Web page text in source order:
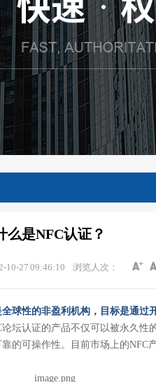
么是NFC认证？
10-27 09:46:10 浏览人次：
球性的非盈利机构，目标是通过
论坛认证的产品不仅可以被永久性
的可操作性。目前市场上的NFC